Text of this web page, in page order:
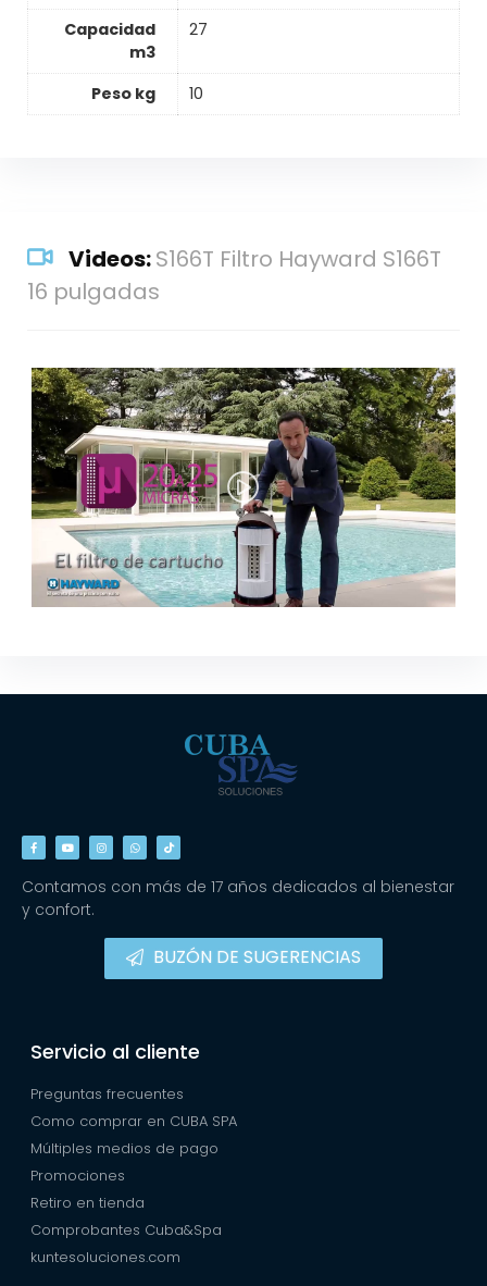
Capacidad
m3
27
Peso kg 10
Videos:S166T Filtro Hayward S166T
16 pulgadas
Contamos con más de 17 años dedicados al bienestar
y confort.
BUZÓN DE SUGERENCIAS
Servicio al cliente
Preguntas frecuentes
Como comprar en CUBA SPA
Múltiples medios de pago
Promociones
Retiro en tienda
Comprobantes Cuba&Spa
kuntesoluciones.com